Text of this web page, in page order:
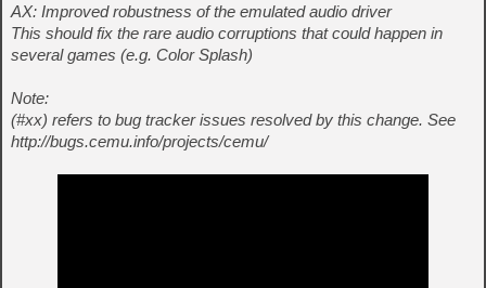
AX: Improved robustness of the emulated audio driver
This should fix the rare audio corruptions that could happen in
several games (e.g. Color Splash)
Note:
(#xx) refers to bug tracker issues resolved by this change. See
http://bugs.cemu.info/projects/cemu/